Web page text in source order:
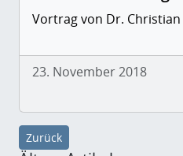
Vortrag von Dr. Christian
23. November 2018
Zurück